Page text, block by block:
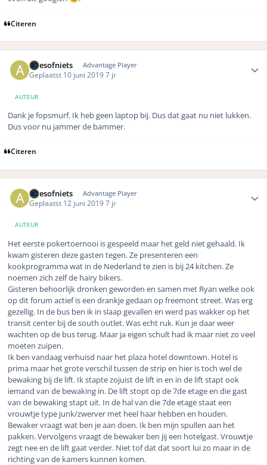
Citeren
Allesofniets Advantage Player
Geplaatst 10 juni 20197 jr
AUTEUR
Dank je fopsmurf. Ik heb geen laptop bij. Dus dat gaat nu niet lukken.
Dus voor nu jammer de bammer.
Citeren
Allesofniets Advantage Player
Geplaatst 12 juni 20197 jr
AUTEUR
Het eerste pokertoernooi is gespeeld maar het geld niet gehaald. Ik
kwam gisteren deze gasten tegen. Ze presenteren een
kookprogramma wat in de Nederland te zien is bij 24 kitchen. Ze
noemen zich zelf de hairy bikers.
Gisteren behoorlijk dronken geworden en samen met Ryan welke ook
op dit forum actief is een drankje gedaan op freemont street. Was erg
gezellig. In de bus ben ik in slaap gevallen en werd pas wakker op het
transit center bij de south outlet. Was echt ruk. Kun je daar weer
wachten op de bus terug. Maar ja eigen schult had ik maar niet zo veel
moeten zuipen.
Ik ben vandaag verhuisd naar het plaza hotel downtown. Hotel is
prima maar het grote verschil tussen de strip en hier is toch wel de
bewaking bij de lift. Ik stapte zojuist de lift in en in de lift stapt ook
iemand van de bewaking in. De lift stopt op de 7de etage en die gast
van de bewaking stapt uit. In de hal van die 7de etage staat een
vrouwtje type junk/zwerver met heel haar hebben en houden.
Bewaker vraagt wat ben je aan doen. Ik ben mijn spullen aan het
pakken. Vervolgens vraagt de bewaker ben jij een hotelgast. Vrouwtje
zegt nee en de lift gaat verder. Niet tof dat dat soort lui zo maar in de
richting van de kamers kunnen komen.